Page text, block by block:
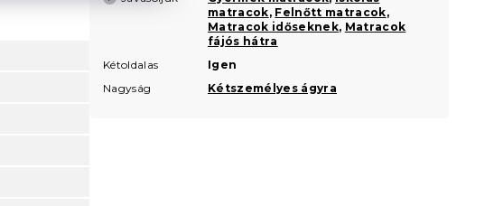
matracok, Felnőtt matracok,
Matracok időseknek, Matracok
fájós hátra
Kétoldalas
Igen
Nagyság
Kétszemélyes ágyra